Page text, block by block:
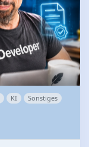
KI Sonstiges